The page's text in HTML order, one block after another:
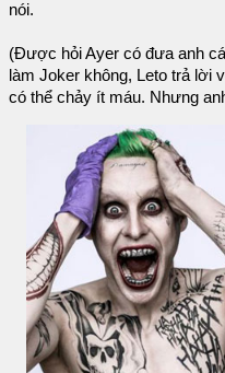
nói.
(Được hỏi Ayer có đưa anh
làm Joker không, Leto trả lời
có thể chảy ít máu. Nhưng